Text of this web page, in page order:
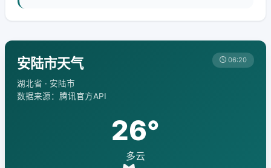
安陆市天气
湖北省 · 安陆市
数据来源：腾讯官方API
06:20
26°
多云